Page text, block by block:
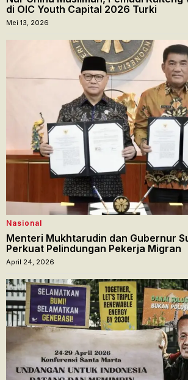
di OIC Youth Capital 2026 Turki
Mei 13, 2026
Nasional
Menteri Mukhtarudin dan Gubernur
Perkuat Pelindungan Pekerja Migran
April 24, 2026